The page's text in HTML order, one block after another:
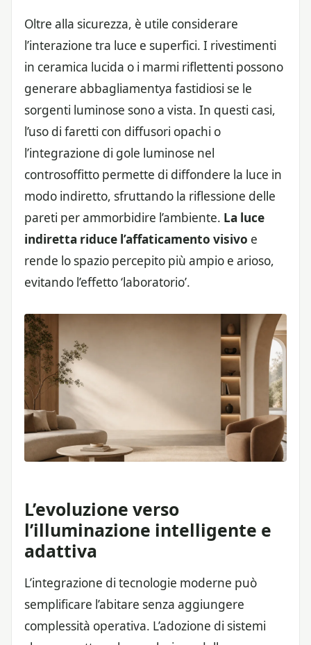
Oltre alla sicurezza, è utile considerare
l’interazione tra luce e superfici. I rivestimenti
in ceramica lucida o i marmi riflettenti possono
generare abbagliamentya fastidiosi se le
sorgenti luminose sono a vista. In questi casi,
l’uso di faretti con diffusori opachi o
l’integrazione di gole luminose nel
controsoffitto permette di diffondere la luce in
modo indiretto, sfruttando la riflessione delle
pareti per ammorbidire l’ambiente. La luce
indiretta riduce l’affaticamento visivo e
rende lo spazio percepito più ampio e arioso,
evitando l’effetto ‘laboratorio’.
L’evoluzione verso
l’illuminazione intelligente e
adattiva
L’integrazione di tecnologie moderne può
semplificare l’abitare senza aggiungere
complessità operativa. L’adozione di sistemi